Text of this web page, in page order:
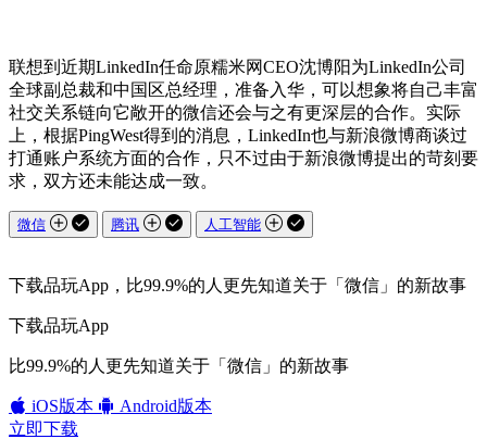
联想到近期LinkedIn任命原糯米网CEO沈博阳为LinkedIn公司
全球副总裁和中国区总经理，准备入华，可以想象将自己丰富
社交关系链向它敞开的微信还会与之有更深层的合作。实际
上，根据PingWest得到的消息，LinkedIn也与新浪微博商谈过
打通账户系统方面的合作，只不过由于新浪微博提出的苛刻要
求，双方还未能达成一致。
微信 腾讯 人工智能
下载品玩App，比99.9%的人更先知道关于「微信」的新故事
下载品玩App
比99.9%的人更先知道关于「微信」的新故事
iOS版本
Android版本
立即下载